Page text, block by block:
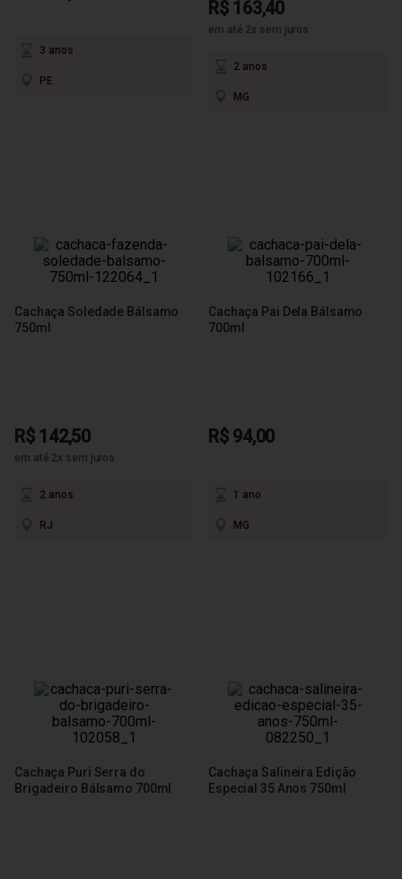
3 anos
PE
R$ 163,40
em até 2x sem juros
2 anos
MG
Cachaça Soledade Bálsamo
750ml
R$ 142,50
em até 2x sem juros
2 anos
RJ
Cachaça Pai Dela Bálsamo
700ml
R$ 94,00
1 ano
MG
Cachaça Puri Serra do
Brigadeiro Bálsamo 700ml
Cachaça Salineira Edição
Especial 35 Anos 750ml